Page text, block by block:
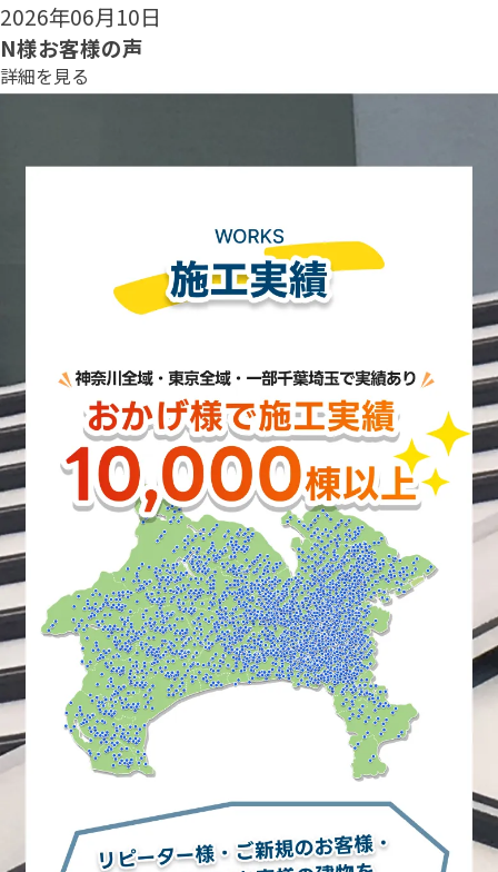
2026年06月08日
N様お客様の声
詳細を見る